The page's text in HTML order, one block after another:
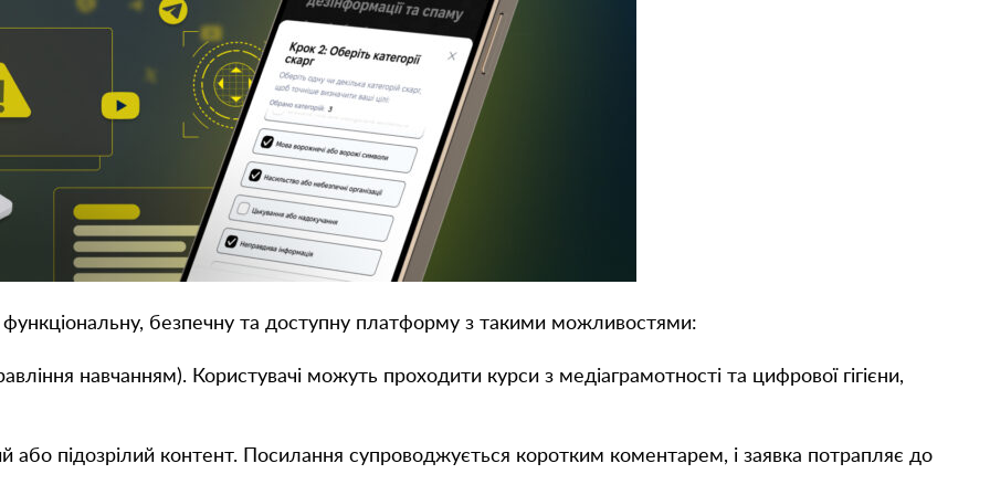
безпечну та доступну платформу з такими можливостями:
навчанням). Користувачі можуть проходити курси з медіаграмотності та цифрової гігієни,
підозрілий контент. Посилання супроводжується коротким коментарем, і заявка потрапляє до